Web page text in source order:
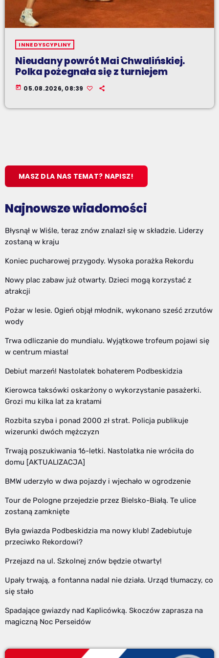
INNE DYSCYPLINY
Nieudany powrót Mai Chwalińskiej.
Polka pożegnała się z turniejem
today 05.08.2026, 08:39
MASZ DLA NAS TEMAT? NAPISZ!
Najnowsze wiadomości
Błysnął w Wiśle, teraz znów znalazł się w składzie. Liderzy
zostaną w kraju
Koniec pucharowej przygody. Wysoka porażka Rekordu
Nowy plac zabaw już otwarty. Dzieci mogą korzystać z
atrakcji
Pożar w lesie. Ogień objął młodnik, wykonano sześć zrzutów
wody
Trwa odliczanie do mundialu. Wyjątkowe trofeum pojawi się
w centrum miasta!
Debiut marzeń! Nastolatek bohaterem Podbeskidzia
Kierowca taksówki oskarżony o wykorzystanie pasażerki.
Grozi mu kilka lat za kratami
Rozbita szyba i ponad 2000 zł strat. Policja publikuje
wizerunki dwóch mężczyzn
Trwają poszukiwania 16-letki. Nastolatka nie wróciła do
domu [AKTUALIZACJA]
BMW uderzyło w dwa pojazdy i wjechało w ogrodzenie
Tour de Pologne przejedzie przez Bielsko-Białą. Te ulice
zostaną zamknięte
Była gwiazda Podbeskidzia ma nowy klub! Zadebiutuje
przeciwko Rekordowi?
Przejazd na ul. Szkolnej znów będzie otwarty!
Upały trwają, a fontanna nadal nie działa. Urząd tłumaczy, co
się stało
Spadające gwiazdy nad Kaplicówką. Skoczów zaprasza na
magiczną Noc Perseidów